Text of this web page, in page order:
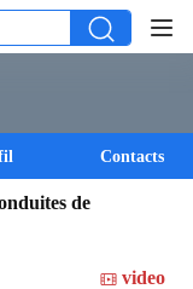
Contacts
de
video